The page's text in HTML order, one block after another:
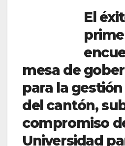
El
mesa de
para la
del cantón,
compromiso
Universidad